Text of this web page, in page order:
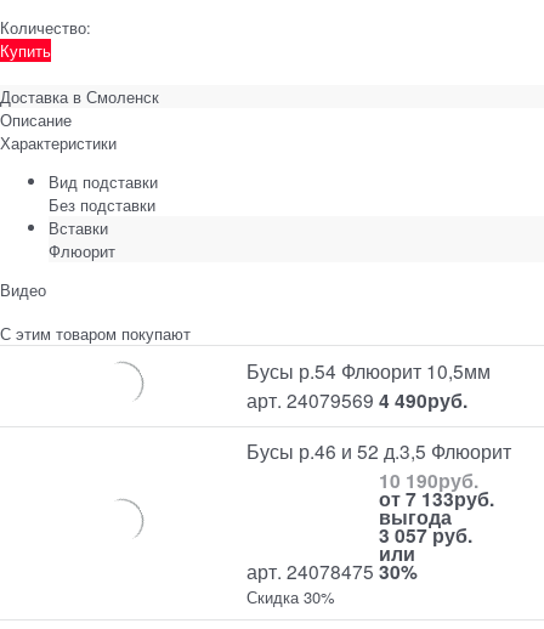
Количество:
Купить
Доставка в Смоленск
Описание
Характеристики
Вид подставки
Без подставки
Вставки
Флюорит
Видео
С этим товаром покупают
Бусы р.54 Флюорит 10,5мм
арт. 24079569 4 490руб.
Бусы р.46 и 52 д.3,5 Флюорит
арт. 24078475
10 190руб.
от7 133руб.
выгода
3 057 руб.
или
30%
Скидка 30%